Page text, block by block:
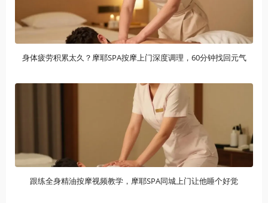
身体疲劳积累太久？摩耶SPA按摩上门深度调理，60分钟找回元气
跟练全身精油按摩视频教学，摩耶SPA同城上门让他睡个好觉